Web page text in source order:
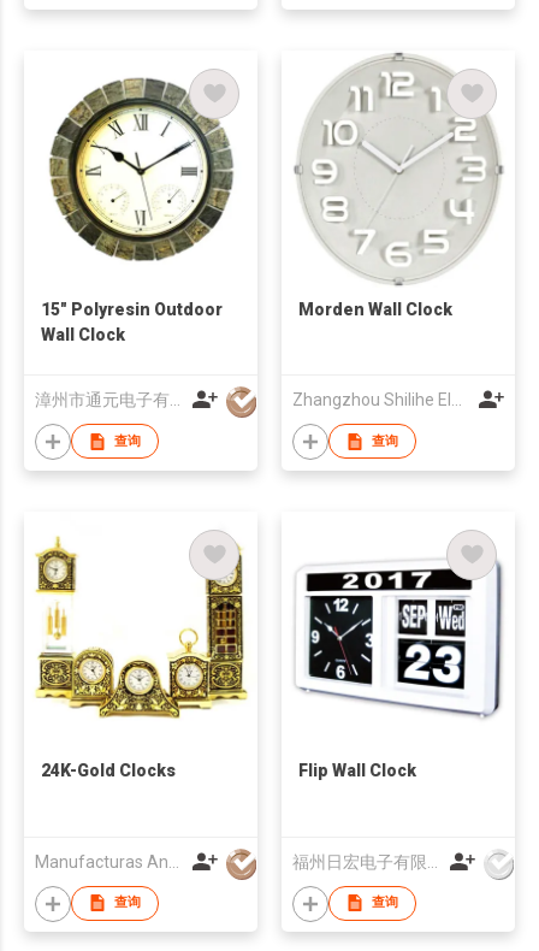
15" Polyresin Outdoor
Wall Clock
漳州市通元电子有限公司
查询
Morden Wall Clock
Zhangzhou Shilihe Electronic Co., Ltd
查询
24K-Gold Clocks
查询
Flip Wall Clock
查询